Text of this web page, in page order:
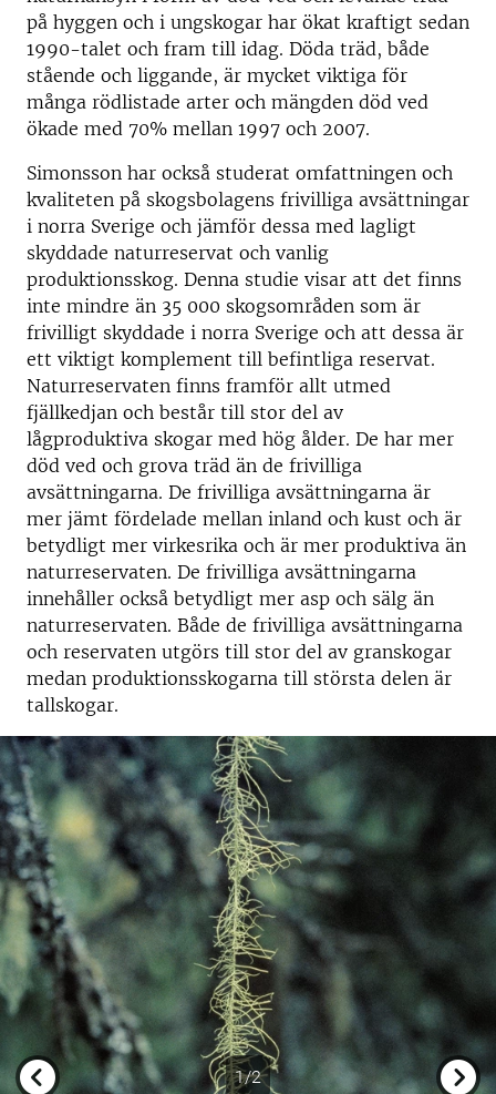
på hyggen och i ungskogar har ökat kraftigt sedan
1990-talet och fram till idag. Döda träd, både
stående och liggande, är mycket viktiga för
många rödlistade arter och mängden död ved
ökade med 70% mellan 1997 och 2007.
Simonsson har också studerat omfattningen och
kvaliteten på skogsbolagens frivilliga avsättningar
i norra Sverige och jämför dessa med lagligt
skyddade naturreservat och vanlig
produktionsskog. Denna studie visar att det finns
inte mindre än 35 000 skogsområden som är
frivilligt skyddade i norra Sverige och att dessa är
ett viktigt komplement till befintliga reservat.
Naturreservaten finns framför allt utmed
fjällkedjan och består till stor del av
lågproduktiva skogar med hög ålder. De har mer
död ved och grova träd än de frivilliga
avsättningarna. De frivilliga avsättningarna är
mer jämt fördelade mellan inland och kust och är
betydligt mer virkesrika och är mer produktiva än
naturreservaten. De frivilliga avsättningarna
innehåller också betydligt mer asp och sälg än
naturreservaten. Både de frivilliga avsättningarna
och reservaten utgörs till stor del av granskogar
medan produktionsskogarna till största delen är
tallskogar.
1/2